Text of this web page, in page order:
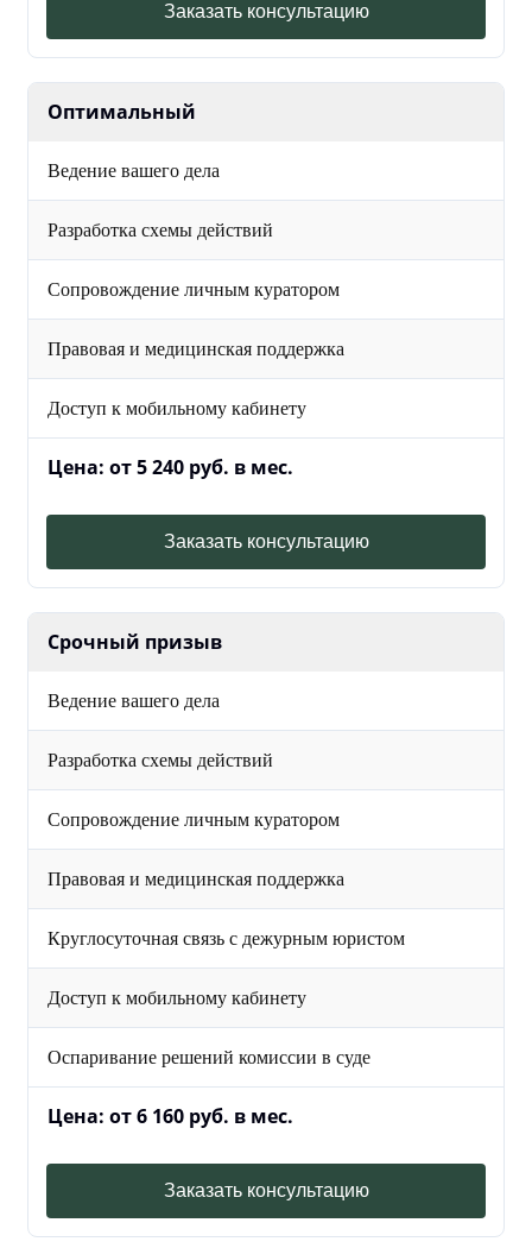
Заказать консультацию
Оптимальный
Ведение вашего дела
Разработка схемы действий
Сопровождение личным куратором
Правовая и медицинская поддержка
Доступ к мобильному кабинету
Цена: от 5 240 руб. в мес.
Заказать консультацию
Срочный призыв
Ведение вашего дела
Разработка схемы действий
Сопровождение личным куратором
Правовая и медицинская поддержка
Круглосуточная связь с дежурным юристом
Доступ к мобильному кабинету
Оспаривание решений комиссии в суде
Цена: от 6 160 руб. в мес.
Заказать консультацию